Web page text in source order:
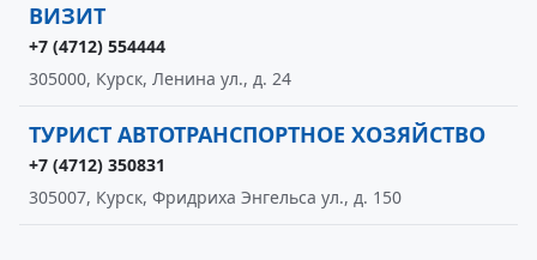
ВИЗИТ
+7 (4712) 554444
305000, Курск, Ленина ул., д. 24
ТУРИСТ АВТОТРАНСПОРТНОЕ ХОЗЯЙСТВО
+7 (4712) 350831
305007, Курск, Фридриха Энгельса ул., д. 150